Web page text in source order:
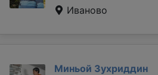
Иваново
Миньой Зухриддин